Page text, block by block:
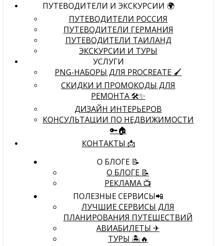
ПУТЕВОДИТЕЛИ И ЭКСКУРСИИ 🌍
ПУТЕВОДИТЕЛИ РОССИЯ
ПУТЕВОДИТЕЛИ ГЕРМАНИЯ
ПУТЕВОДИТЕЛИ ТАИЛАНД
ЭКСКУРСИИ И ТУРЫ
УСЛУГИ
PNG-НАБОРЫ ДЛЯ PROCREATE 🖌
СКИДКИ И ПРОМОКОДЫ ДЛЯ
РЕМОНТА 🛠️✨
ДИЗАЙН ИНТЕРЬЕРОВ
КОНСУЛЬТАЦИИ ПО НЕДВИЖИМОСТИ
🔑🏠
КОНТАКТЫ 📩
О БЛОГЕ 📝
О БЛОГЕ 📝
РЕКЛАМА 📺
ПОЛЕЗНЫЕ СЕРВИСЫ📲
ЛУЧШИЕ СЕРВИСЫ ДЛЯ
ПЛАНИРОВАНИЯ ПУТЕШЕСТВИЙ
АВИАБИЛЕТЫ ✈
ТУРЫ 🏝🔥